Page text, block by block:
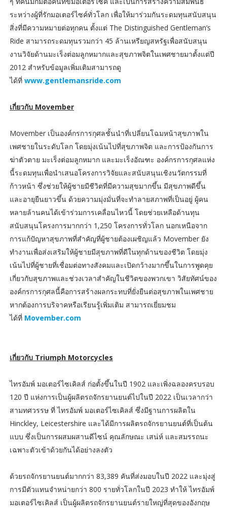
ระหว่างผู้ที่รักมอเตอร์ไซค์ทั่วโลก เพื่อให้มาร่วมกันระดมทุนสนับสนุน
สิ่งที่มีความหมายต่อทุกคน ตั้งแต่ The Distinguished Gentleman’s
Ride สามารถระดมทุนรวมกว่า 45 ล้านเหรียญสหรัฐเพื่อสนับสนุน
งานวิจัยด้านมะเร็งต่อมลูกหมากและสุขภาพจิตในเพศชายมาตั้งแต่ปี
2012 สำหรับข้อมูลเพิ่มเติมสามารถดู
ได้ที่ www.gentlemansride.com
เกี่ยวกับ Movember
Movember เป็นองค์กรการกุศลชั้นนำที่เปลี่ยนโฉมหน้าสุขภาพใน
เพศชายในระดับโลก โดยมุ่งเน้นไปที่สุขภาพจิต และการป้องกันการ
ฆ่าตัวตาย มะเร็งต่อมลูกหมาก และมะเร็งอัณฑะ องค์กรการกุศลแห่ง
นี้ระดมทุนเพื่อนำเสนอโครงการวิจัยและสนับสนุนเชิงนวัตกรรมที่
ก้าวหน้า ซึ่งช่วยให้ผู้ชายมีชีวิตที่มีความสุขมากขึ้น มีสุขภาพดีขึ้น
และอายุยืนยาวขึ้น ด้วยความมุ่งมั่นที่จะทำลายสภาพที่เป็นอยู่ ผู้คน
หลายล้านคนได้เข้าร่วมการเคลื่อนไหวนี้ โดยช่วยเหลือด้านทุน
สนับสนุนโครงการมากกว่า 1,250 โครงการทั่วโลก นอกเหนือจาก
การแก้ปัญหาสุขภาพที่สำคัญที่ผู้ชายต้องเผชิญแล้ว Movember ยัง
ทำงานเพื่อส่งเสริมให้ผู้ชายมีสุขภาพที่ดีในทุกด้านของชีวิต โดยมุ่ง
เน้นไปที่ผู้ชายที่เชื่อมต่อทางสังคมและเปิดกว้างมากขึ้นในการพูดคุย
เกี่ยวกับสุขภาพและช่วงเวลาสำคัญในชีวิตของพวกเขา วิสัยทัศน์ของ
องค์กรการกุศลนี้คือการสร้างผลกระทบที่ยั่งยืนต่อสุขภาพในเพศชาย
หากต้องการบริจาคหรือเรียนรู้เพิ่มเติม สามารถเยี่ยมชม
ได้ที่ Movember.com
เกี่ยวกับ Triumph Motorcycles
ไทรอัมพ์ มอเตอร์ไซเคิลส์ ก่อตั้งขึ้นในปี 1902 และเพิ่งฉลองครบรอบ
120 ปี แห่งการเป็นผู้ผลิตรถจักรยานยนต์ไปในปี 2022 เป็นเวลากว่า
สามทศวรรษ ที่ ไทรอัมพ์ มอเตอร์ไซเคิลส์ ซึ่งมีฐานการผลิตใน
Hinckley, Leicestershire และได้มีการผลิตรถจักรยานยนต์ที่เป็นต้น
แบบ ซึ่งเป็นการผสมผสานดีไซน์ คุณลักษณะ เสน่ห์ และสมรรถนะ
เฉพาะตัวเข้าด้วยกันได้อย่างลงตัว
ด้วยรถจักรยานยนต์มากกว่า 83,389 คันที่ส่งมอบในปี 2022 และมุ่งสู่
การมีตัวแทนจำหน่ายกว่า 800 รายทั่วโลกในปี 2023 ทำให้ ไทรอัมพ์
มอเตอร์ไซเคิลส์ เป็นผู้ผลิตรถจักรยานยนต์รายใหญ่ที่สุดของอังกฤษ